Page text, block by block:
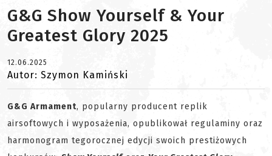
G&G Show Yourself & Your
Greatest Glory 2025
12.06.2025
Autor: Szymon Kamiński
G&G Armament, popularny producent replik
airsoftowych i wyposażenia, opublikował regulaminy oraz
harmonogram tegorocznej edycji swoich prestiżowych